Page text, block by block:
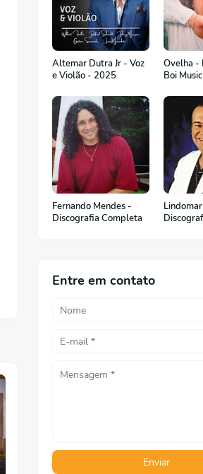
Altemar Dutra Jr - Voz
e Violão - 2025
Ovelha -
Boi
Fernando Mendes -
Discografia Completa
Entre em contato